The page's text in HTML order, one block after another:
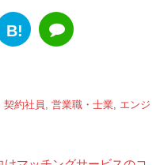
B!
契約社員 営業職・士業 エンジ